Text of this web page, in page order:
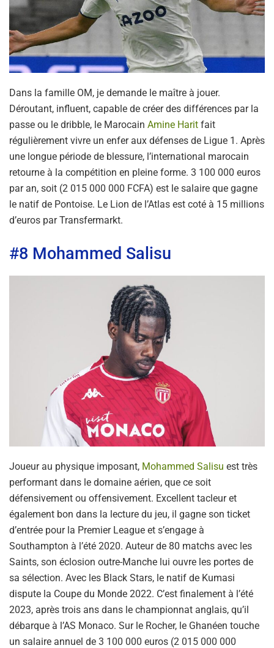
Dans la famille OM, je demande le maître à jouer.
Déroutant, influent, capable de créer des différences par la
passe ou le dribble, le Marocain Amine Harit fait
régulièrement vivre un enfer aux défenses de Ligue 1. Après
une longue période de blessure, l’international marocain
retourne à la compétition en pleine forme. 3 100 000 euros
par an, soit (2 015 000 000 FCFA) est le salaire que gagne
le natif de Pontoise. Le Lion de l’Atlas est coté à 15 millions
d’euros par Transfermarkt.
#8 Mohammed Salisu
Joueur au physique imposant, Mohammed Salisu est très
performant dans le domaine aérien, que ce soit
défensivement ou offensivement. Excellent tacleur et
également bon dans la lecture du jeu, il gagne son ticket
d’entrée pour la Premier League et s’engage à
Southampton à l’été 2020. Auteur de 80 matchs avec les
Saints, son éclosion outre-Manche lui ouvre les portes de
sa sélection. Avec les Black Stars, le natif de Kumasi
dispute la Coupe du Monde 2022. C’est finalement à l’été
2023, après trois ans dans le championnat anglais, qu’il
débarque à l’AS Monaco. Sur le Rocher, le Ghanéen touche
un salaire annuel de 3 100 000 euros (2 015 000 000